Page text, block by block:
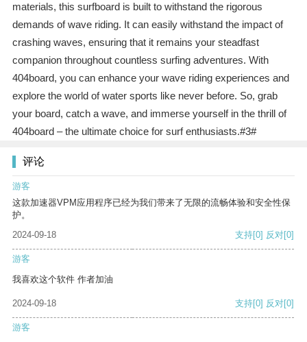
materials, this surfboard is built to withstand the rigorous
demands of wave riding. It can easily withstand the impact of
crashing waves, ensuring that it remains your steadfast
companion throughout countless surfing adventures. With
404board, you can enhance your wave riding experiences and
explore the world of water sports like never before. So, grab
your board, catch a wave, and immerse yourself in the thrill of
404board – the ultimate choice for surf enthusiasts.#3#
评论
游客
这款加速器VPM应用程序已经为我们带来了无限的流畅体验和安全性保
护。
2024-09-18
支持[0] 反对[0]
游客
我喜欢这个软件 作者加油
2024-09-18 支持[0] 反对[0]
游客